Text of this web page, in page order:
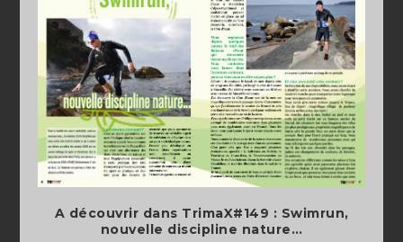
A découvrir dans TrimaX#149 : Swimrun,
nouvelle discipline nature…